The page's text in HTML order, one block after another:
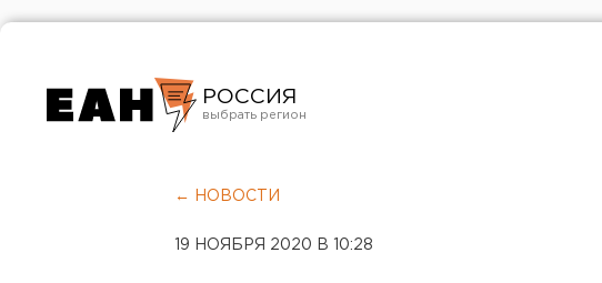
РОССИЯ
Челябинск
← НОВОСТИ
19 НОЯБРЯ 2020 В 10:28